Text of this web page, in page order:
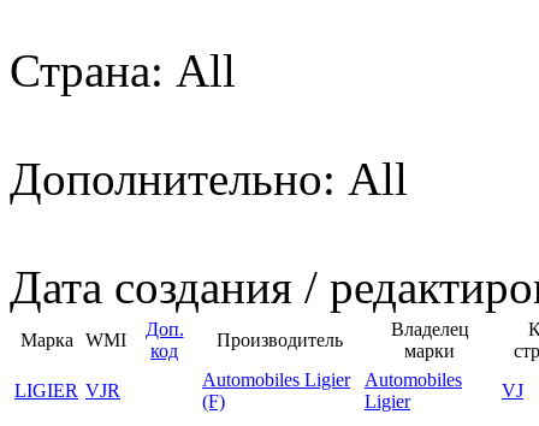
Страна: All
Дополнительно: All
Дата создания /
Марка WMI
Доп.
код
Производитель
Владелец
марки
LIGIER VJR
Automobiles Ligier
(F)
Automobiles
Ligier
VJ